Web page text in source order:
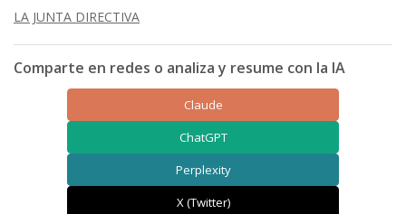
LA JUNTA DIRECTIVA
Comparte en redes o analiza y resume con la IA
Claude
ChatGPT
Perplexity
X (Twitter)